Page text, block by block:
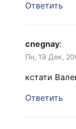
Ответить
cnegnay:
Пн, 19 Дек,
кстати
Ответить